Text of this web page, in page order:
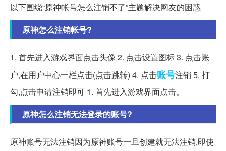
以下围绕“原神帐号怎么注销不了”主题解决网友的困惑
原神怎么注销帐号?
1. 首先进入游戏界面点击头像 2. 点击设置图标 3. 点击账
户,在用户中心一栏点击(点击跳转) 4. 点击账号注销 5. 打
勾,点击申请注销即可 1. 首先进入游戏界面点击。
原神怎么注销无法登录的账号?
原神账号无法注销因为原神账号一旦创建就无法注销,即使